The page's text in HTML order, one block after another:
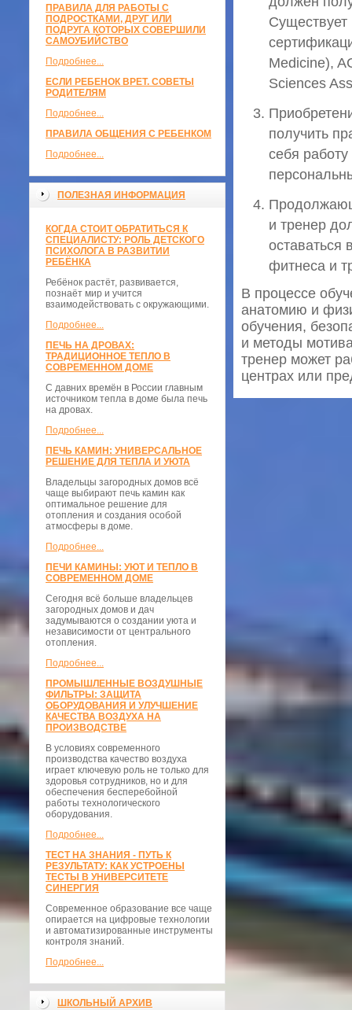
ПРАВИЛА ДЛЯ РАБОТЫ С
ПОДРОСТКАМИ, ДРУГ ИЛИ
ПОДРУГА КОТОРЫХ СОВЕРШИЛИ
САМОУБИЙСТВО
Подробнее...
ЕСЛИ РЕБЕНОК ВРЕТ. СОВЕТЫ
РОДИТЕЛЯМ
Подробнее...
ПРАВИЛА ОБЩЕНИЯ С РЕБЕНКОМ
Подробнее...
ПОЛЕЗНАЯ ИНФОРМАЦИЯ
КОГДА СТОИТ ОБРАТИТЬСЯ К
СПЕЦИАЛИСТУ: РОЛЬ ДЕТСКОГО
ПСИХОЛОГА В РАЗВИТИИ
РЕБЁНКА
Ребёнок растёт, развивается,
познаёт мир и учится
взаимодействовать с окружающими.
Подробнее...
ПЕЧЬ НА ДРОВАХ:
ТРАДИЦИОННОЕ ТЕПЛО В
СОВРЕМЕННОМ ДОМЕ
С давних времён в России главным
источником тепла в доме была печь
на дровах.
Подробнее...
ПЕЧЬ КАМИН: УНИВЕРСАЛЬНОЕ
РЕШЕНИЕ ДЛЯ ТЕПЛА И УЮТА
Владельцы загородных домов всё
чаще выбирают печь камин как
оптимальное решение для
отопления и создания особой
атмосферы в доме.
Подробнее...
ПЕЧИ КАМИНЫ: УЮТ И ТЕПЛО В
СОВРЕМЕННОМ ДОМЕ
Сегодня всё больше владельцев
загородных домов и дач
задумываются о создании уюта и
независимости от центрального
отопления.
Подробнее...
ПРОМЫШЛЕННЫЕ ВОЗДУШНЫЕ
ФИЛЬТРЫ: ЗАЩИТА
ОБОРУДОВАНИЯ И УЛУЧШЕНИЕ
КАЧЕСТВА ВОЗДУХА НА
ПРОИЗВОДСТВЕ
В условиях современного
производства качество воздуха
играет ключевую роль не только для
здоровья сотрудников, но и для
обеспечения бесперебойной
работы технологического
оборудования.
Подробнее...
ТЕСТ НА ЗНАНИЯ - ПУТЬ К
РЕЗУЛЬТАТУ: КАК УСТРОЕНЫ
ТЕСТЫ В УНИВЕРСИТЕТЕ
СИНЕРГИЯ
Современное образование все чаще
опирается на цифровые технологии
и автоматизированные инструменты
контроля знаний.
Подробнее...
ШКОЛЬНЫЙ АРХИВ
Существует
Medicine),
Sciences
получить
себя
и тренер
оставаться
фитнеса и
В процессе
анатомию и
обучения,
и методы
тренер может
центрах или